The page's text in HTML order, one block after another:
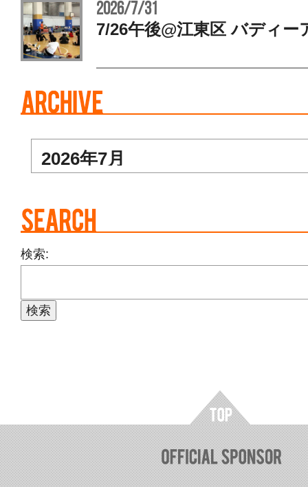
2026/7/31
7/26午後@江東区 バディ
検索: